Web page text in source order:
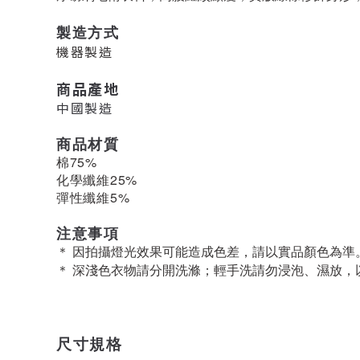
製造方式
機器製造
商品產地
中國製造
商品材質
棉75%
化學纖維25%
彈性纖維5%
注意事項
＊ 因拍攝燈光效果可能造成色差，請以實品顏色為準
＊ 深淺色衣物請分開洗滌；輕手洗請勿浸泡、濕放，
尺寸規格